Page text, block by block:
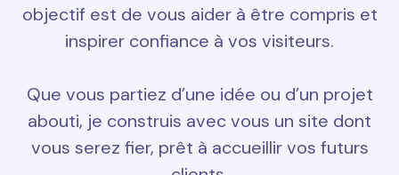
objectif est de vous aider à être compris et
inspirer confiance à vos visiteurs.
Que vous partiez d’une idée ou d’un projet
abouti, je construis avec vous un site dont
vous serez fier, prêt à accueillir vos futurs